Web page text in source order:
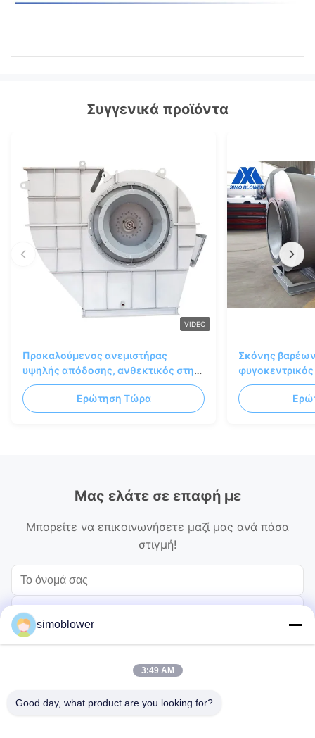
Συγγενικά προϊόντα
VIDEO
Προκαλούμενος ανεμιστήρας
υψηλής απόδοσης, ανθεκτικός στη
φθορά, για βιομηχανικά συστήματα
λεβήτων
Ερώτηση Τώρα
Σκόνης
ανεμιστήρων
προκληθείς
Μας ελάτε σε επαφή με
Μπορείτε να επικοινωνήσετε μαζί μας ανά πάσα
στιγμή!
simoblower
3:49 AM
Good day, what product are you looking for?